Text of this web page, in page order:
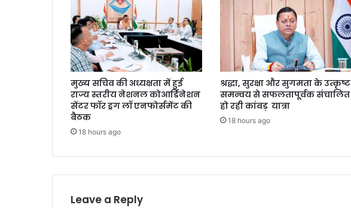
मुख्य सचिव की अध्यक्षता में हुई
राज्य स्तरीय नेशनल कोआर्डिनेशन
सेंटर फॉर ड्रग लॉ एनफोर्समेंट की
बैठक
18 hours ago
श्रद्धा, सुरक्षा और सुगमता के उत्कृष्ट
समन्वय से सफलतापूर्वक संचालित
हो रही कांवड़ यात्रा
18 hours ago
Leave a Reply